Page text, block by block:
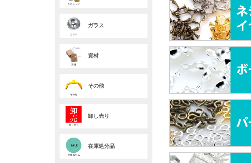
ガラス
資材
その他
卸し売り
在庫処分品